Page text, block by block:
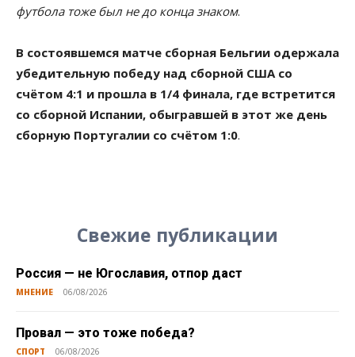
футбола тоже был не до конца знаком.
В состоявшемся матче сборная Бельгии одержала
убедительную победу над сборной США со
счётом 4:1 и прошла в 1/4 финала, где встретится
со сборной Испании, обыгравшей в этот же день
сборную Португалии со счётом 1:0.
Свежие публикации
Россия — не Югославия, отпор даст
МНЕНИЕ 06/08/2026
Провал — это тоже победа?
СПОРТ 06/08/2026